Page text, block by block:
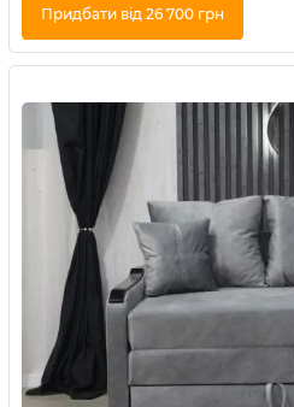
Придбати від 26 700 грн
Купити в 1 клік